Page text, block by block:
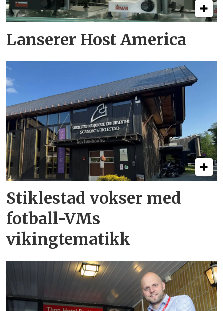
Lanserer Host America
Stiklestad vokser med
fotball-VMs
vikingtematikk